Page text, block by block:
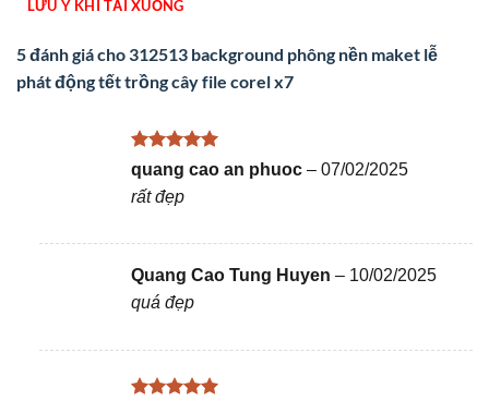
LƯU Ý KHI TẢI XUỐNG
5 đánh giá cho 312513 background phông nền maket lễ
phát động tết trồng cây file corel x7
Được xếp
hạng 55
sao
quang cao an phuoc – 07/02/2025
rất đẹp
Quang Cao Tung Huyen – 10/02/2025
quá đẹp